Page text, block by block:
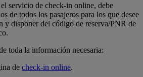
servicio de check-in online, debe
de todos los pasajeros para los que desee
y disponer del código de reserva/PNR de
toda la información necesaria:
de check-in online.